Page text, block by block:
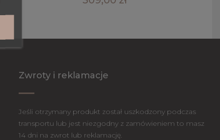
Zwroty i reklamacje
Jeśli otrzymany produkt został uszkodzony podczas
transportu lub jest niezgodny z zamówieniem to masz
14 dni na zwrot lub reklamację.